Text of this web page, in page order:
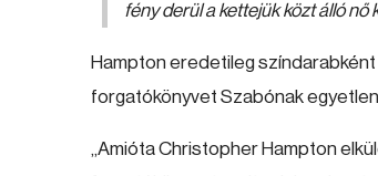
fény derül a kettejük közt álló nő
Hampton eredetileg
forgatókönyvet Szabónak
„Amióta Christopher Hampton